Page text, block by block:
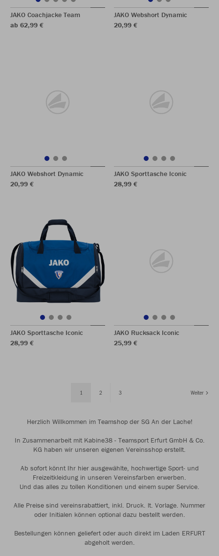
JAKO Coachjacke Team
ab 62,99 €
JAKO Webshort Dynamic
20,99 €
JAKO Webshort Dynamic
20,99 €
JAKO Sporttasche Iconic
28,99 €
JAKO Sporttasche Iconic
28,99 €
JAKO Rucksack Iconic
25,99 €
1 2 3 Weiter
Herzlich Willkommen im Teamshop der SG An der Lache!
In Zusammenarbeit mit Kabine38 - Teamsport Erfurt GmbH & Co.
KG haben wir unseren eigenen Vereinsshop erstellt.
Ab sofort könnt Ihr hier ausgewählte, hochwertige Sport- und
Freizeitkleidung in unseren Vereinsfarben erwerben.
Und das alles zu tollen Konditionen und einem super Service.
Alle Preise sind vereinsrabattiert, inkl. Druck. lt. Vorlage. Nummer
oder Initialen können optional dazu bestellt werden.
Bestellungen können geliefert oder auch direkt im Laden ERFURT
abgeholt werden.